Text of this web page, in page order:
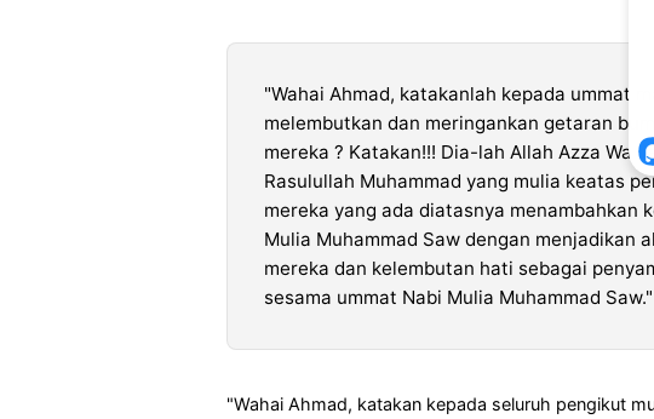
"Wahai Ahmad, katakanlah kepada ummat
melembutkan dan meringankan getaran
mereka ? Katakan!!! Dia-lah Allah Azza Wa
Rasulullah Muhammad yang mulia keatas
mereka yang ada diatasnya menambahkan
Mulia Muhammad Saw dengan menjadikan
mereka dan kelembutan hati sebagai
sesama ummat Nabi Mulia Muhammad Saw."
"Wahai Ahmad, katakan kepada seluruh pengikut